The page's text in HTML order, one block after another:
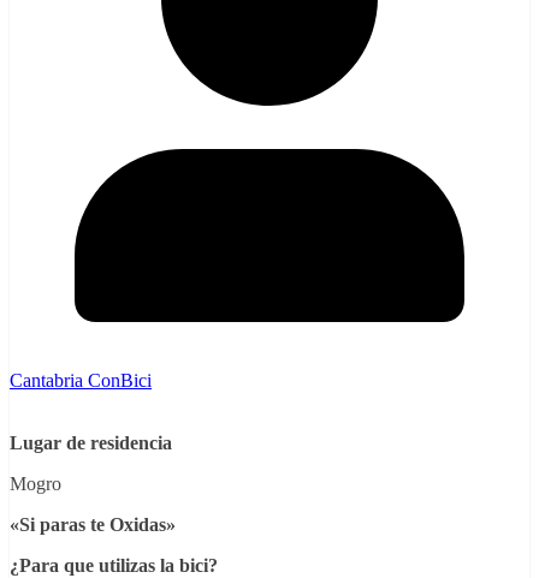
Cantabria ConBici
Lugar de residencia
Mogro
«Si paras te Oxidas»
¿Para que utilizas la bici?